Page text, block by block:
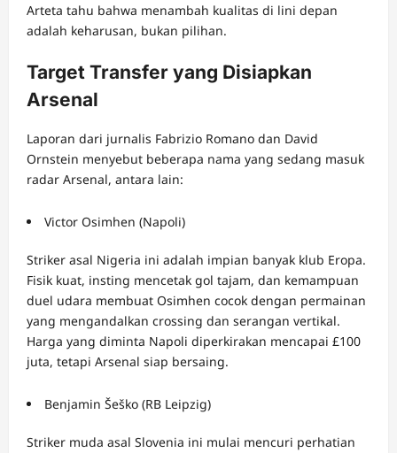
Arteta tahu bahwa menambah kualitas di lini depan
adalah keharusan, bukan pilihan.
Target Transfer yang Disiapkan
Arsenal
Laporan dari jurnalis Fabrizio Romano dan David
Ornstein menyebut beberapa nama yang sedang masuk
radar Arsenal, antara lain:
Victor Osimhen (Napoli)
Striker asal Nigeria ini adalah impian banyak klub Eropa.
Fisik kuat, insting mencetak gol tajam, dan kemampuan
duel udara membuat Osimhen cocok dengan permainan
yang mengandalkan crossing dan serangan vertikal.
Harga yang diminta Napoli diperkirakan mencapai £100
juta, tetapi Arsenal siap bersaing.
Benjamin Šeško (RB Leipzig)
Striker muda asal Slovenia ini mulai mencuri perhatian